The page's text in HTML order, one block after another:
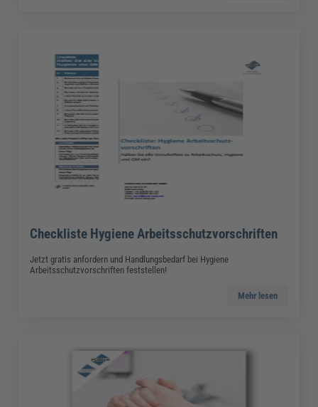
Checkliste Hygiene Arbeitsschutzvorschriften
Jetzt gratis anfordern und Handlungsbedarf bei Hygiene
Arbeitsschutzvorschriften feststellen!
Mehr lesen